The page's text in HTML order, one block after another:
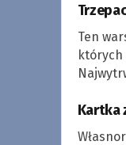
Ten
których
Kartka